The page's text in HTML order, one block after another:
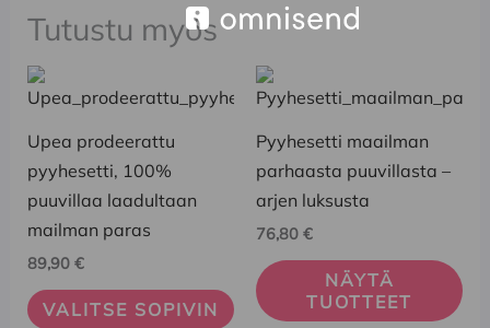
Tutustu myös
Upea prodeerattu
pyyhesetti, 100%
puuvillaa laadultaan
mailman paras
89,90 €
VALITSE SOPIVIN
Tällä
tuotteella
on
useampi
muunnelma.
Voit
tehdä
valinnat
tuotteen
Pyyhesetti maailman
parhaasta puuvillasta –
arjen luksusta
76,80 €
NÄYTÄ
TUOTTEET